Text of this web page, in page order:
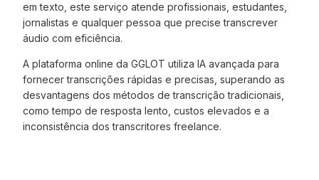
em texto, este serviço atende profissionais, estudantes,
jornalistas e qualquer pessoa que precise transcrever
áudio com eficiência.
A plataforma online da GGLOT utiliza IA avançada para
fornecer transcrições rápidas e precisas, superando as
desvantagens dos métodos de transcrição tradicionais,
como tempo de resposta lento, custos elevados e a
inconsistência dos transcritores freelance.